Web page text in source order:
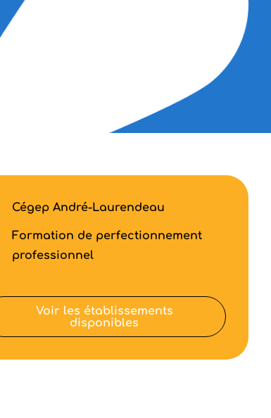
Cégep André-Laurendeau
Formation de perfectionnement
professionnel
Voir les établissements
disponibles